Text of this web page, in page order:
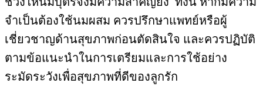
จำเป็นต้องใช้นมผสม ควรปรึกษาแพทย์หรือผู้
เชี่ยวชาญด้านสุขภาพก่อนตัดสินใจ และควรปฏิบัติ
ตามข้อแนะนำในการเตรียมและการใช้อย่าง
ระมัดระวังเพื่อสุขภาพที่ดีของลูกรัก